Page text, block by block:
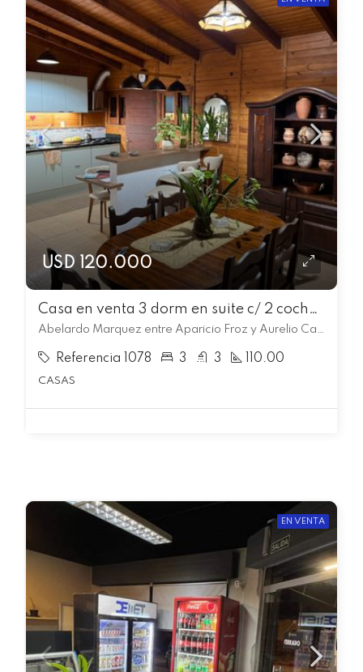
USD 120.000
Casa en venta 3 dorm en suite c/ 2 cocheras en Legislativo
Abelardo Marquez entre Aparicio Froz y Aurelio Carambula, Legislativo, Rivera
Referencia 1078 3 3 110.00
CASAS
EN VENTA